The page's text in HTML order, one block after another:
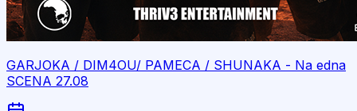
GARJOKA / DIM4OU/ PAMECA / SHUNAKA - Na edna
SCENA 27.08